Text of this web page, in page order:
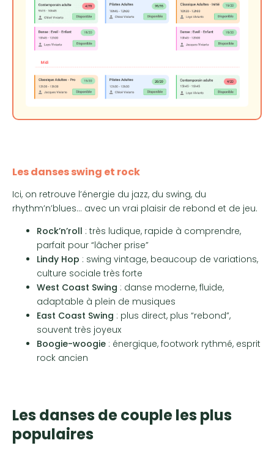
Les danses swing et rock
Ici, on retrouve l’énergie du jazz, du swing, du
rhythm’n’blues… avec un vrai plaisir de rebond et de jeu.
Rock’n’roll : très ludique, rapide à comprendre,
parfait pour “lâcher prise”
Lindy Hop : swing vintage, beaucoup de variations,
culture sociale très forte
West Coast Swing : danse moderne, fluide,
adaptable à plein de musiques
East Coast Swing : plus direct, plus “rebond”,
souvent très joyeux
Boogie-woogie : énergique, footwork rythmé, esprit
rock ancien
Les danses de couple les plus
populaires